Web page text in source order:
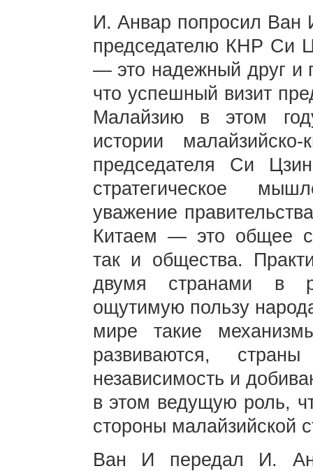
И. Анвар попросил Ван
председателю КНР Си
— это надежный друг и
что успешный визит
Малайзию в этом
истории
председателя Си
стратегическое
уважение
Китаем — это общее
так и общества.
двумя странами в
ощутимую пользу
мире такие
развиваются,
независимость и
в этом ведущую роль,
стороны малайзийской
Ван И передал И.